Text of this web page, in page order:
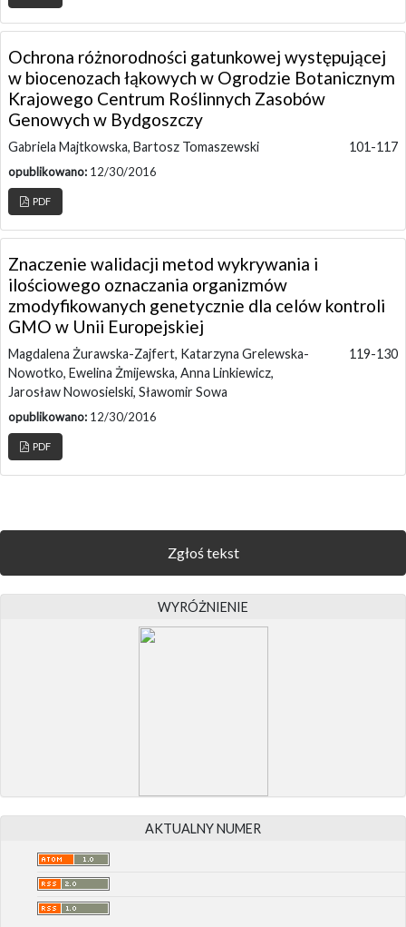
Ochrona różnorodności gatunkowej występującej
w biocenozach łąkowych w Ogrodzie Botanicznym
Krajowego Centrum Roślinnych Zasobów
Genowych w Bydgoszczy
Gabriela Majtkowska, Bartosz Tomaszewski 101-117
opublikowano: 12/30/2016
PDF
Znaczenie walidacji metod wykrywania i
ilościowego oznaczania organizmów
zmodyfikowanych genetycznie dla celów kontroli
GMO w Unii Europejskiej
Magdalena Żurawska-Zajfert, Katarzyna Grelewska-
Nowotko, Ewelina Żmijewska, Anna Linkiewicz,
Jarosław Nowosielski, Sławomir Sowa
119-130
opublikowano: 12/30/2016
PDF
Zgłoś tekst
WYRÓŻNIENIE
AKTUALNY NUMER